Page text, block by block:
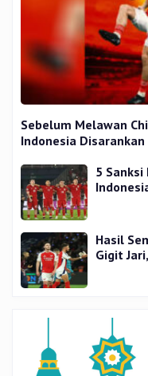
Sebelum Melawan
Indonesia
5 Sanksi
Hasil
Gigit